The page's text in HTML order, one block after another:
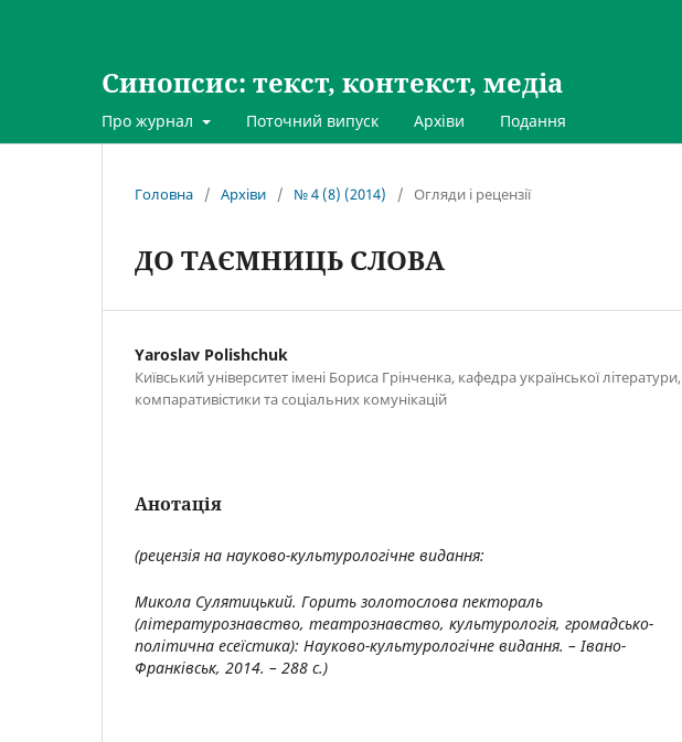
Синопсис: текст, контекст, медіа
Про журнал Поточний випуск Архіви Подання
Головна / Архіви / № 4 (8) (2014) / Огляди і рецензії
ДО ТАЄМНИЦЬ СЛОВА
Yaroslav Polishchuk
Київський університет імені Бориса Грінченка, кафедра української літератури,
компаративістики та соціальних комунікацій
Анотація
(рецензія на науково-культурологічне видання:
Микола Сулятицький. Горить золотослова пектораль
(літературознавство, театрознавство, культурологія, громадсько-
політична есеїстика): Науково-культурологічне видання. – Івано-
Франківськ, 2014. – 288 с.)